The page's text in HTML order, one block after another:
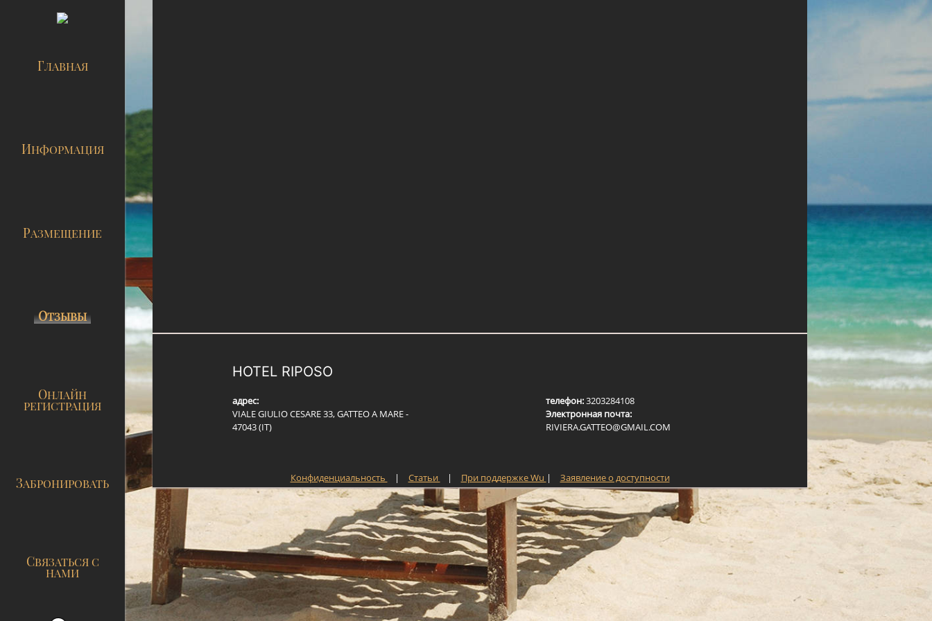
ГЛАВНАЯ
ИНФОРМАЦИЯ
РАЗМЕЩЕНИЕ
ОТЗЫВЫ
ОНЛАЙН
РЕГИСТРАЦИЯ
ЗАБРОНИРОВАТЬ
СВЯЗАТЬСЯ С
НАМИ
HOTEL RIPOSO
адрес:
VIALE GIULIO CESARE 33, GATTEO A MARE -
47043 (IT)
телефон:3203284108
Электронная почта:
RIVIERA.GATTEO@GMAIL.COM
Конфиденциальность | Статьи | При поддержке Wu | Заявление о доступности